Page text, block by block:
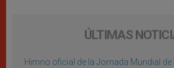
ÚLTIMAS
Himno oficial de la Jornada Mundial de